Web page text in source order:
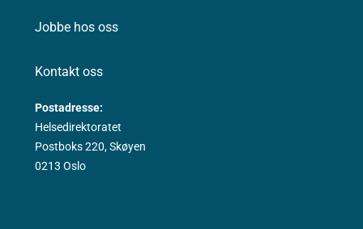
Jobbe hos oss
Kontakt oss
Postadresse:
Helsedirektoratet
Postboks 220, Skøyen
0213 Oslo